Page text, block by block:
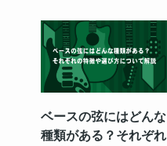
ベースの弦にはどんな
種類がある？それぞれ